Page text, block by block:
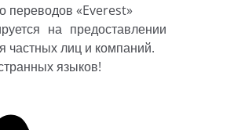
переводов «Everest»
на предоставлении
частных лиц и компаний.
языков!